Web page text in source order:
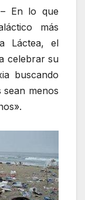
– En lo que
más
Láctea, el
celebrar su
buscando
menos